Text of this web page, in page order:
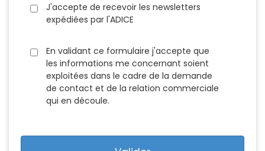
J'accepte de recevoir les newsletters
expédiées par l'ADICE
En validant ce formulaire j'accepte que
les informations me concernant soient
exploitées dans le cadre de la demande
de contact et de la relation commerciale
qui en découle.